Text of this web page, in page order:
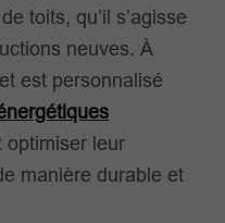
toits, qu’il s’agisse
neuves. À
est personnalisé
optimiser leur
manière durable et